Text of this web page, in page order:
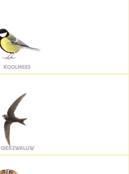
KOOLMEES
GIERZWALUW